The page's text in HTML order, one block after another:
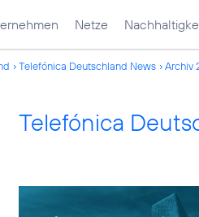
Netze
Telefónica Deutschland News Archiv
Telefónica